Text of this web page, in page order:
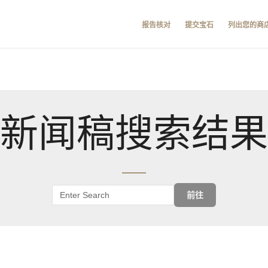
报告核对 提交宝石 列出您的商
新闻稿搜索结果
前往